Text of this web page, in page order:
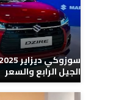
الجيل الرابع والسعر